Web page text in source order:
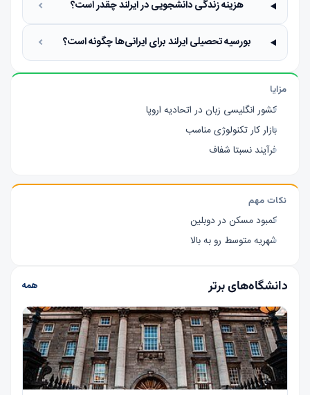
هزینه زندگی دانشجویی در ایرلند چقدر است؟
بورسیه تحصیلی ایرلند برای ایرانی‌ها چگونه است؟
مزایا
کشور انگلیسی زبان در اتحادیه اروپا
بازار کار تکنولوژی مناسب
فرآیند نسبتا شفاف
نکات مهم
کمبود مسکن در دوبلین
شهریه متوسط رو به بالا
دانشگاه‌های برتر همه